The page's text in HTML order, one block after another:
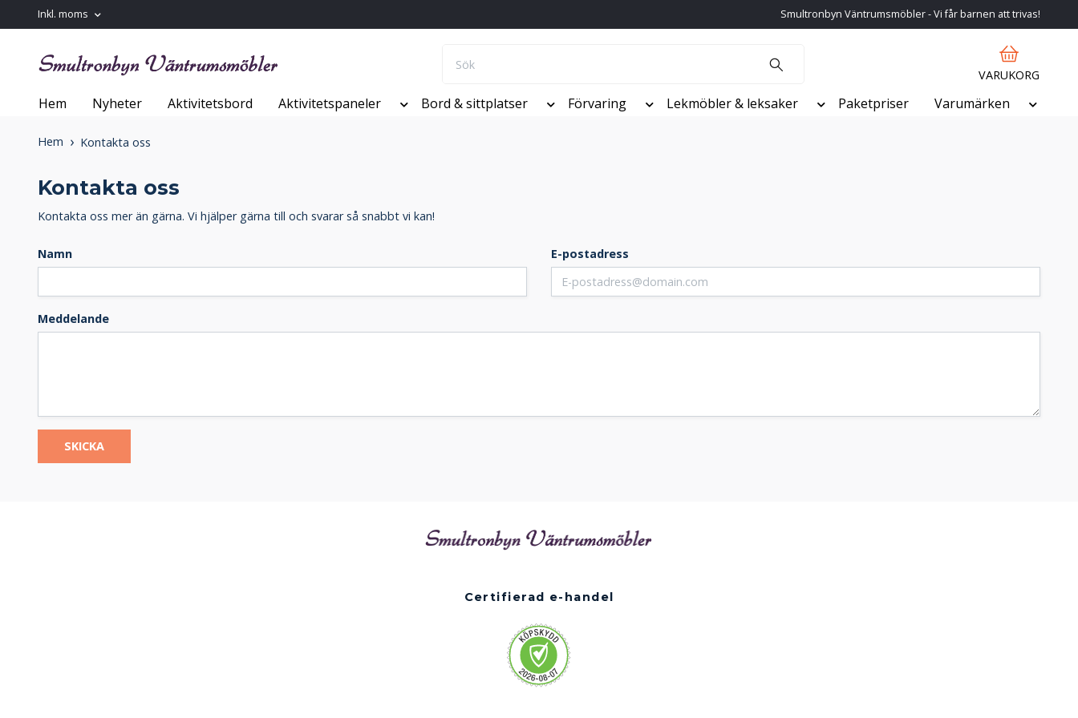
Inkl. moms Smultronbyn Väntrumsmöbler - Vi får barnen att trivas!
VARUKORG
Hem Nyheter Aktivitetsbord Aktivitetspaneler Bord & sittplatser Förvaring Lekmöbler & leksaker Paketpriser Varumärken
Hem Kontakta oss
Kontakta oss
Kontakta oss mer än gärna. Vi hjälper gärna till och svarar så snabbt vi kan!
Namn E-postadress
Meddelande
SKICKA
Certifierad e-handel